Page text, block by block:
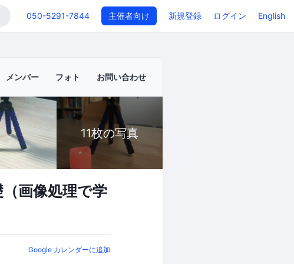
050-5291-7844 主催者向け 新規登録 ログイン English
メンバー フォト お問い合わせ
11枚の写真
画像処理で学
Google カレンダーに追加